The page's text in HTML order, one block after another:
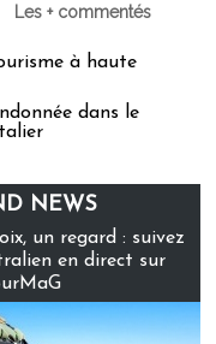
Les + commentés
à haute
dans le
NEWS
un regard : suivez
en direct sur